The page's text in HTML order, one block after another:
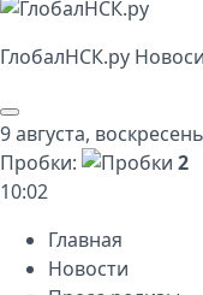
ГлобалНСК.py
9 августа,
Пробки:
2
10:02
Главная
Новости